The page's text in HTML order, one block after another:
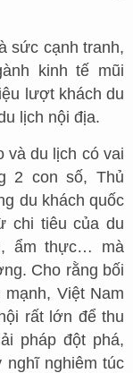
sức cạnh tranh,
kinh tế mũi
lượt khách du
lịch nội địa.
và du lịch có vai
2 con số, Thủ
du khách quốc
chi tiêu của du
ẩm thực… mà
Cho rằng bối
Việt Nam
rất lớn để thu
pháp đột phá,
nghiêm túc